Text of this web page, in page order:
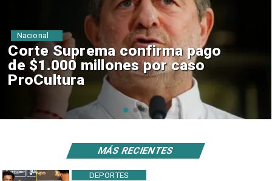
Codelco suspende
construcción de Andes Norte
en El Teniente por riesgos
sísmicos
Nacional
DEPORTES
MÁS RECIENTES